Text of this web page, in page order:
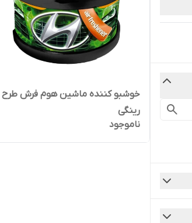
خوشبو کننده ماشین هوم فرش طرح
رینگی
ناموجود